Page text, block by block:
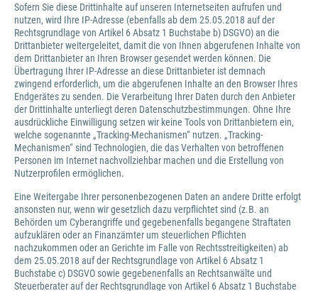
Sofern Sie diese Drittinhalte auf unseren Internetseiten aufrufen und
nutzen, wird Ihre IP-Adresse (ebenfalls ab dem 25.05.2018 auf der
Rechtsgrundlage von Artikel 6 Absatz 1 Buchstabe b) DSGVO) an die
Drittanbieter weitergeleitet, damit die von Ihnen abgerufenen Inhalte von
dem Drittanbieter an Ihren Browser gesendet werden können. Die
Übertragung Ihrer IP-Adresse an diese Drittanbieter ist demnach
zwingend erforderlich, um die abgerufenen Inhalte an den Browser Ihres
Endgerätes zu senden. Die Verarbeitung Ihrer Daten durch den Anbieter
der Drittinhalte unterliegt deren Datenschutzbestimmungen. Ohne Ihre
ausdrückliche Einwilligung setzen wir keine Tools von Drittanbietern ein,
welche sogenannte „Tracking-Mechanismen“ nutzen. „Tracking-
Mechanismen“ sind Technologien, die das Verhalten von betroffenen
Personen im Internet nachvollziehbar machen und die Erstellung von
Nutzerprofilen ermöglichen.
Eine Weitergabe Ihrer personenbezogenen Daten an andere Dritte erfolgt
ansonsten nur, wenn wir gesetzlich dazu verpflichtet sind (z.B. an
Behörden um Cyberangriffe und gegebenenfalls begangene Straftaten
aufzuklären oder an Finanzämter um steuerlichen Pflichten
nachzukommen oder an Gerichte im Falle von Rechtsstreitigkeiten) ab
dem 25.05.2018 auf der Rechtsgrundlage von Artikel 6 Absatz 1
Buchstabe c) DSGVO sowie gegebenenfalls an Rechtsanwälte und
Steuerberater auf der Rechtsgrundlage von Artikel 6 Absatz 1 Buchstabe